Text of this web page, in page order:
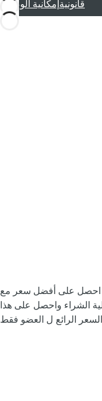
قانونية إمكانية الوصول
الشراء واحصل على هذا